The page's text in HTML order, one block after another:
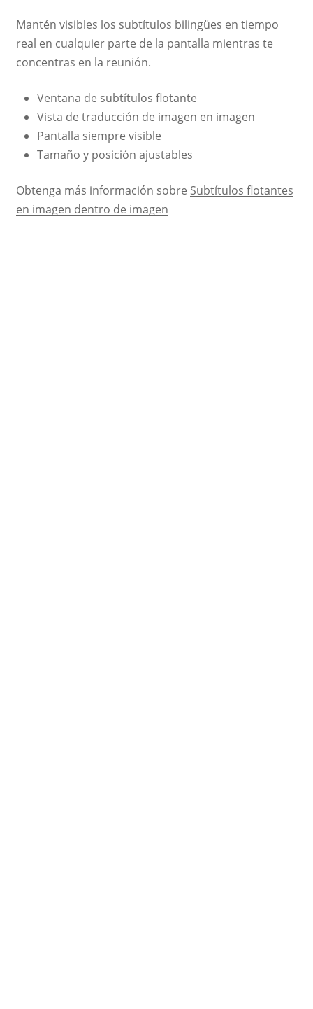
Mantén visibles los subtítulos bilingües en tiempo
real en cualquier parte de la pantalla mientras te
concentras en la reunión.
Ventana de subtítulos flotante
Vista de traducción de imagen en imagen
Pantalla siempre visible
Tamaño y posición ajustables
Obtenga más información sobre Subtítulos flotantes
en imagen dentro de imagen